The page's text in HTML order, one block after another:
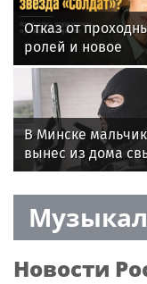
Отказ от
ролей и новое
увлечение: как
живёт звезда
Ольга Фадеева
В Минске мальчик
вынес из дома
$200 тыс. по
Новости